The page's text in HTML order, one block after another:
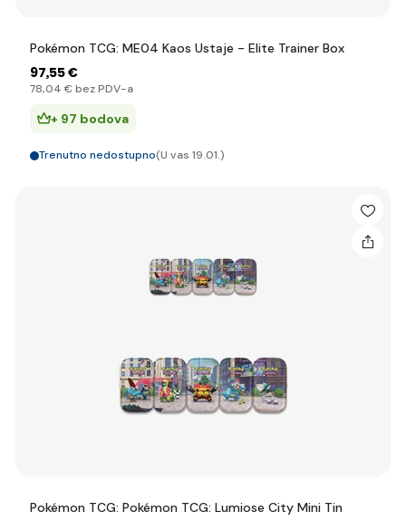
Pokémon TCG: ME04 Kaos Ustaje - Elite Trainer Box
97,55 €
78,04 € bez PDV-a
+ 97 bodova
Trenutno nedostupno(U vas 19.01.)
Pokémon TCG: Pokémon TCG: Lumiose City Mini Tin